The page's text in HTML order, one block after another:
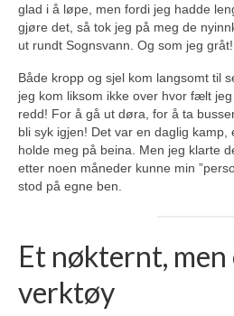
glad i å løpe, men fordi jeg hadde
gjøre det, så tok jeg på meg de
ut rundt Sognsvann. Og som jeg
Både kropp og sjel kom langsomt til
jeg kom liksom ikke over hvor fælt
redd! For å gå ut døra, for å ta
bli syk igjen! Det var en daglig kamp,
holde meg på beina. Men jeg klarte
etter noen måneder kunne min
stod på egne ben.
Et nøkternt,
verktøy